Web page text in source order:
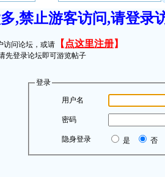
多,禁止游客访问,请登
访问论坛，或请 【 点这里注册】
先登录论坛即可游览帖子
登录
用户名
密码
隐身登录 是 否